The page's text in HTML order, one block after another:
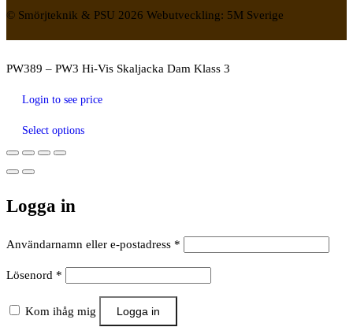
© Smörjteknik & PSU 2026 Webutveckling: 5M Sverige
PW389 – PW3 Hi-Vis Skaljacka Dam Klass 3
Login to see price
Select options
Logga in
Användarnamn eller e-postadress *
Lösenord *
Kom ihåg mig Logga in